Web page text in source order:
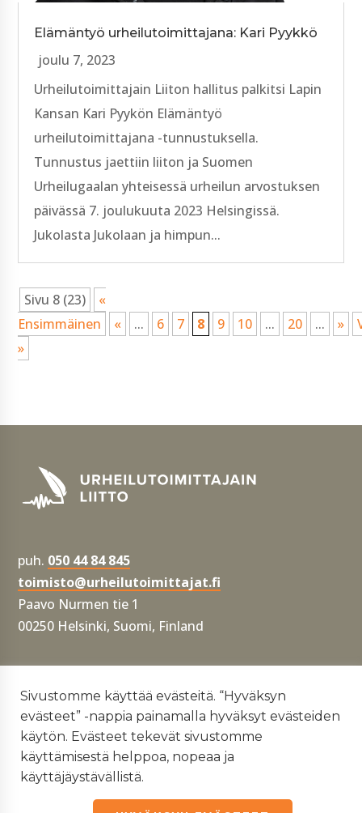
Elämäntyö urheilutoimittajana: Kari Pyykkö
joulu 7, 2023
Urheilutoimittajain Liiton hallitus palkitsi Lapin
Kansan Kari Pyykön Elämäntyö
urheilutoimittajana -tunnustuksella.
Tunnustus jaettiin liiton ja Suomen
Urheilugaalan yhteisessä urheilun arvostuksen
päivässä 7. joulukuuta 2023 Helsingissä.
Jukolasta Jukolaan ja himpun...
Sivu 8 (23)
«
Ensimmäinen
« ... 6 7 8 9 10 ... 20 ... »
»
puh. 050 44 84 845
toimisto@urheilutoimittajat.fi
Paavo Nurmen tie 1
00250 Helsinki, Suomi, Finland
Tietosuojaseloste
Yhdenvertaisuus- ja tasa-arvosuunnitelma
Sivustomme käyttää evästeitä. “Hyväksyn
evästeet” -nappia painamalla hyväksyt evästeiden
käytön. Evästeet tekevät sivustomme
käyttämisestä helppoa, nopeaa ja
käyttäjäystävällistä.